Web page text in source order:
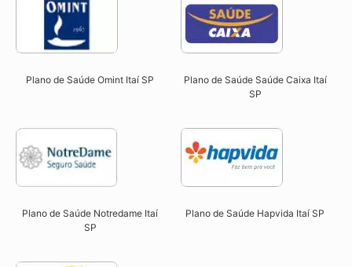
Plano de Saúde Omint Itaí SP​
Plano de Saúde Saúde Caixa Itaí
SP​
Plano de Saúde Notredame Itaí
SP​
Plano de Saúde Hapvida Itaí SP​